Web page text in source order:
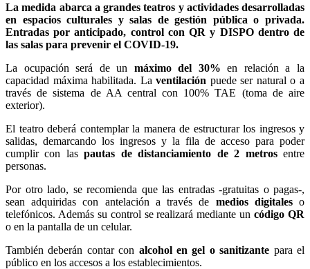
La medida abarca a grandes teatros y actividades desarrolladas
en espacios culturales y salas de gestión pública o privada.
Entradas por anticipado, control con QR y DISPO dentro de
las salas para prevenir el COVID-19.
La ocupación será de un máximo del 30% en relación a la
capacidad máxima habilitada. Laventilación puede ser natural o a
través de sistema de AA central con 100% TAE (toma de aire
exterior).
El teatro deberá contemplar la manera de estructurar los ingresos y
salidas, demarcando los ingresos y la fila de acceso para poder
cumplir con laspautas de distanciamiento de 2 metrosentre
personas.
Por otro lado, se recomienda que las entradas -gratuitas o pagas-,
sean adquiridas con antelación a través de medios digitaleso
telefónicos. Además su control se realizará mediante uncódigo QR
o en la pantalla de un celular.
También deberán contar con alcohol en gel o sanitizante para el
público en los accesos a los establecimientos.